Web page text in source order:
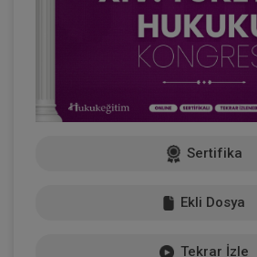
Sertifika
Ekli Dosya
Tekrar İzle